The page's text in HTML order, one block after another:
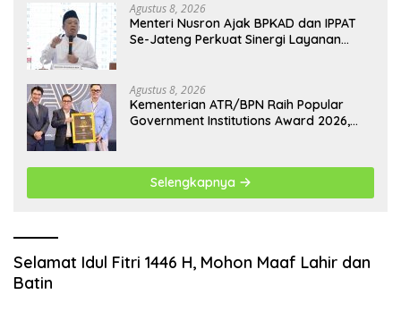
Agustus 8, 2026
Menteri Nusron Ajak BPKAD dan IPPAT
Se-Jateng Perkuat Sinergi Layanan
Agustus 8, 2026
Kementerian ATR/BPN Raih Popular
Government Institutions Award 2026,
Selengkapnya
Selamat Idul Fitri 1446 H, Mohon Maaf Lahir dan
Batin